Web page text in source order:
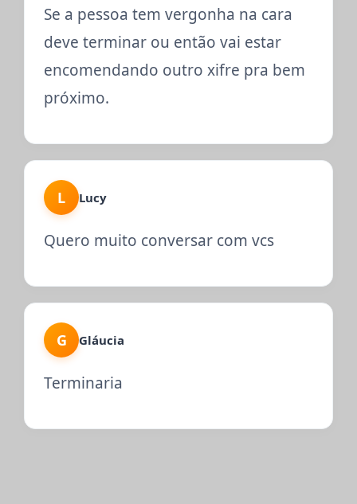
Se a pessoa tem vergonha na cara
deve terminar ou então vai estar
encomendando outro xifre pra bem
próximo.
L Lucy
Quero muito conversar com vcs
G Gláucia
Terminaria